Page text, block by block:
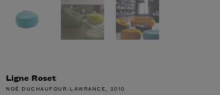
Ligne Roset
NOÉ DUCHAUFOUR-LAWRANCE, 2010